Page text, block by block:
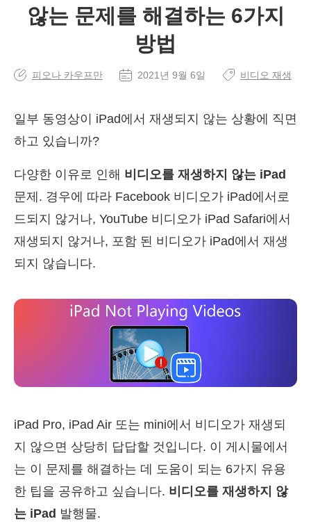
않는 문제를 해결하는 6가지
방법
피오나 카우프만 2021년 9월 6일 비디오 재생
일부 동영상이 iPad에서 재생되지 않는 상황에 직면
하고 있습니까?
다양한 이유로 인해 비디오를 재생하지 않는 iPad
문제. 경우에 따라 Facebook 비디오가 iPad에서로
드되지 않거나, YouTube 비디오가 iPad Safari에서
재생되지 않거나, 포함 된 비디오가 iPad에서 재생
되지 않습니다.
iPad Pro, iPad Air 또는 mini에서 비디오가 재생되
지 않으면 상당히 답답할 것입니다. 이 게시물에서
는 이 문제를 해결하는 데 도움이 되는 6가지 유용
한 팁을 공유하고 싶습니다. 비디오를 재생하지 않
는 iPad 발행물.